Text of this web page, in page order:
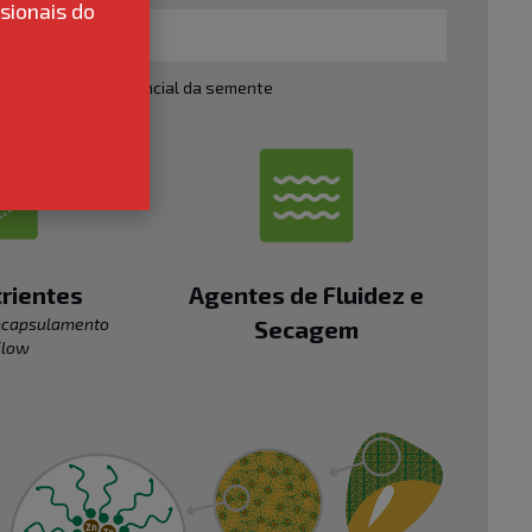
do potencial da semente
Agentes de Fluidez e
Secagem
do